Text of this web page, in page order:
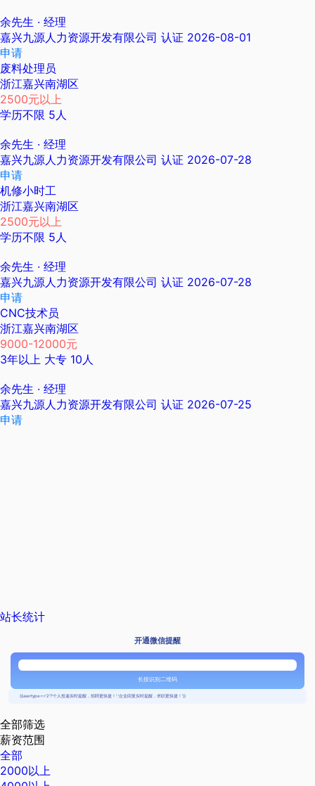
余先生 · 经理
嘉兴九源人力资源开发有限公司 认证 2026-08-01
申请
废料处理员
浙江嘉兴南湖区
2500元以上
学历不限 5人
余先生 · 经理
嘉兴九源人力资源开发有限公司 认证 2026-07-28
申请
机修小时工
浙江嘉兴南湖区
2500元以上
学历不限 5人
余先生 · 经理
嘉兴九源人力资源开发有限公司 认证 2026-07-28
申请
CNC技术员
浙江嘉兴南湖区
9000-12000元
3年以上 大专 10人
余先生 · 经理
嘉兴九源人力资源开发有限公司 认证 2026-07-25
申请
站长统计
开通微信提醒
长按识别二维码
{{usertype=='2'?'个人投递实时提醒，招聘更快捷！':'企业回复实时提醒，求职更快捷！'}}
全部筛选
薪资范围
全部
2000以上